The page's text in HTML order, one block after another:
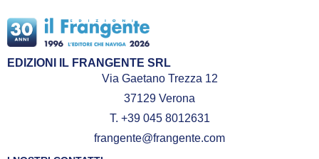
EDIZIONI IL FRANGENTE SRL
Via Gaetano Trezza 12
37129 Verona
T. +39 045 8012631
frangente@frangente.com